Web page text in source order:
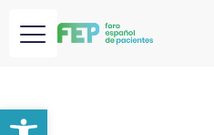
Abrir barra de herramientas